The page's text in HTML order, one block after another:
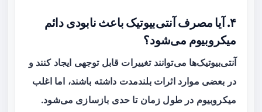
۴. آیا مصرف آنتی‌بیوتیک باعث نابودی دائم
میکروبیوم می‌شود؟
آنتی‌بیوتیک‌ها می‌توانند تغییرات قابل توجهی ایجاد کنند و
در بعضی موارد اثرات بلندمدت داشته باشند، اما اغلب
میکروبیوم در طول زمان تا حدی بازسازی می‌شود.